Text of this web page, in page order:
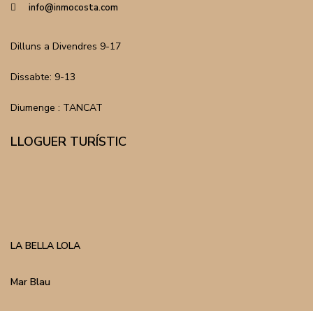
info@inmocosta.com
Dilluns a Divendres 9-17
Dissabte: 9-13
Diumenge : TANCAT
LLOGUER TURÍSTIC
LA BELLA LOLA
Mar Blau